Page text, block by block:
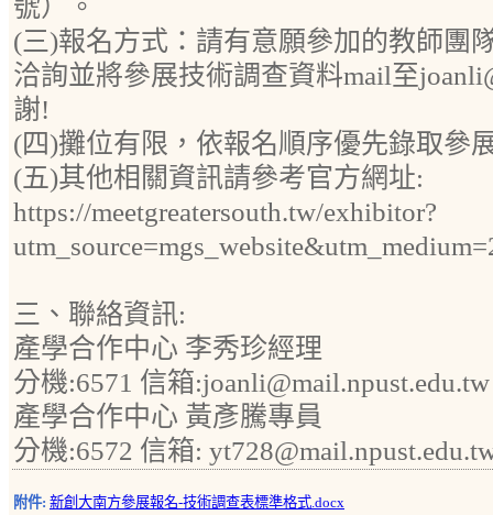
號）。
(三)報名方式：請有意願參加的教師團
洽詢並將參展技術調查資料mail至
謝!
(四)攤位有限，依報名順序優先錄取參
(五)其他相關資訊請參考官方網址:
https://meetgreatersouth.tw/exhibitor?
三、聯絡資訊:
產學合作中心 李秀珍經理
分機:6571 信箱:joanli@mail.npust.edu.tw
產學合作中心 黃彥騰專員
分機:6572 信箱:
附件: 新創大南方參展報名-技術調查表標準格式.docx